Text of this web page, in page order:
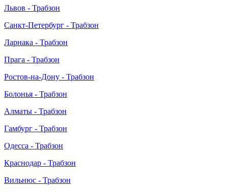
Львов - Трабзон
Санкт-Петербург - Трабзон
Ларнака - Трабзон
Прага - Трабзон
Ростов-на-Дону - Трабзон
Болонья - Трабзон
Алматы - Трабзон
Гамбург - Трабзон
Одесса - Трабзон
Краснодар - Трабзон
Вильнюс - Трабзон